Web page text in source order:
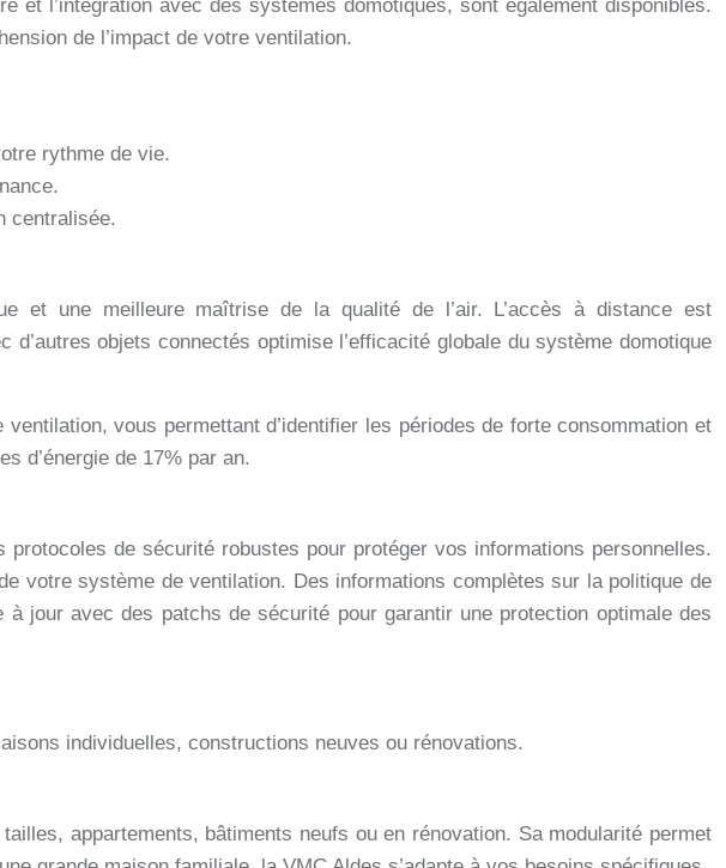
et l’intégration avec des systèmes domotiques, sont également disponibles.
de l’impact de votre ventilation.
rythme de vie.
centralisée.
et une meilleure maîtrise de la qualité de l’air. L’accès à distance est
objets connectés optimise l’efficacité globale du système domotique
vous permettant d’identifier les périodes de forte consommation et
d’énergie de 17% par an.
de sécurité robustes pour protéger vos informations personnelles.
votre système de ventilation. Des informations complètes sur la politique de
jour avec des patchs de sécurité pour garantir une protection optimale des
individuelles, constructions neuves ou rénovations.
appartements, bâtiments neufs ou en rénovation. Sa modularité permet